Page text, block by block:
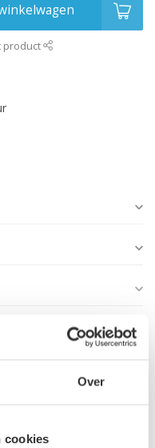
Over
cookies
product
€109,00